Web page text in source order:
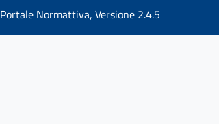
Portale Normattiva, Versione 2.4.5